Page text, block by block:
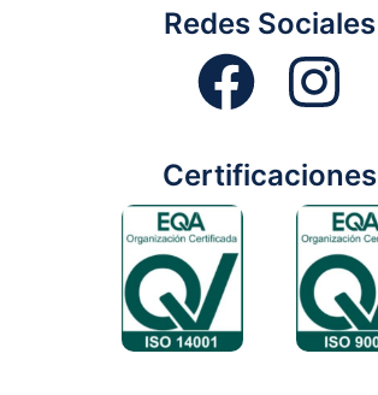
Redes Sociales
Certificaciones